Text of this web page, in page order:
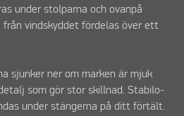
under stolparna och ovanpå
vindskyddet fördelas över ett
sjunker ner om marken är mjuk
som gör stor skillnad. Stabilo-
under stängerna på ditt förtält.